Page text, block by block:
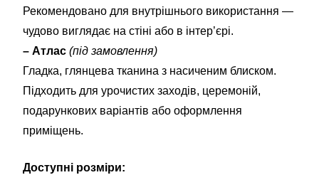
Рекомендовано для внутрішнього використання —
чудово виглядає на стіні або в інтер’єрі.
– Атлас (під замовлення)
Гладка, глянцева тканина з насиченим блиском.
Підходить для урочистих заходів, церемоній,
подарункових варіантів або оформлення
приміщень.
Доступні розміри: